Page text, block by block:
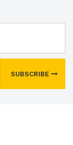
SUBSCRIBE